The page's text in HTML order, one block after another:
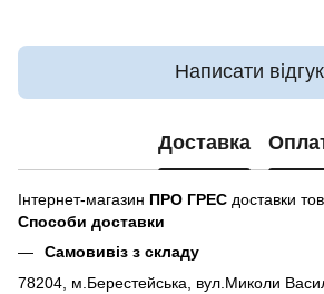
Написати відгук
Доставка
Інтернет-магазин ПРО ГРЕС доставки
Способи доставки
Самовивіз з складу
78204, м.Берестейська, вул.Миколи